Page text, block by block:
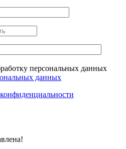
персональных данных
данных